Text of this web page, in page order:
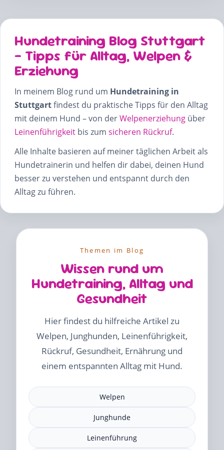
Hundetraining Blog Stuttgart
– Tipps für Alltag, Welpen &
Erziehung
In meinem Blog rund um Hundetraining in
Stuttgartfindest du praktische Tipps für den Alltag
mit deinem Hund – von derWelpenerziehung über
Leinenführigkeit bis zum sicheren Rückruf.
Alle Inhalte basieren auf meiner täglichen Arbeit als
Hundetrainerin und helfen dir dabei, deinen Hund
besser zu verstehen und entspannt durch den
Alltag zu führen.
Themen im Blog
Wissen rund um
Hundetraining, Alltag und
Gesundheit
Hier findest du hilfreiche Artikel zu
Welpen, Junghunden, Leinenführigkeit,
Rückruf, Gesundheit, Ernährung und
einem entspannten Alltag mit Hund.
Welpen
Junghunde
Leinenführung